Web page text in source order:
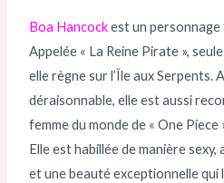
Boa Hancockest un
Appelée « La Reine Pirate »,
elle règne sur l’Île aux Serpents.
déraisonnable, elle est aussi
femme du monde de « One Piece
Elle est habillée de manière
et une beauté exceptionnelle qui